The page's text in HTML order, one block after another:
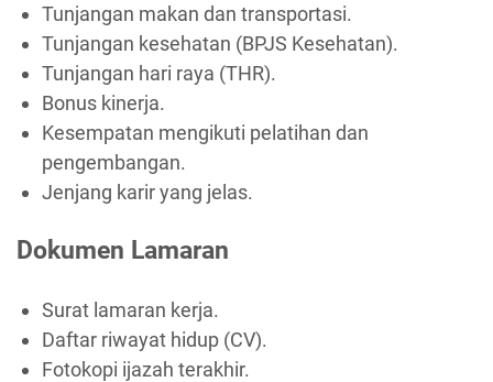
Tunjangan makan dan transportasi.
Tunjangan kesehatan (BPJS Kesehatan).
Tunjangan hari raya (THR).
Bonus kinerja.
Kesempatan mengikuti pelatihan dan
pengembangan.
Jenjang karir yang jelas.
Dokumen Lamaran
Surat lamaran kerja.
Daftar riwayat hidup (CV).
Fotokopi ijazah terakhir.